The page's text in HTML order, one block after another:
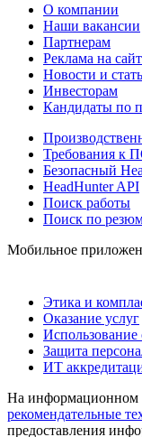
О компании
Наши вакансии
Партнерам
Реклама на
Новости и
Инвесторам
Кандидаты по
Требования к
Безопасный
HeadHunter API
Поиск работы
Поиск по
Мобильное
Этика и
Оказание услуг
Использование
Защита
ИТ
На информационном
рекомендательные
предоставления